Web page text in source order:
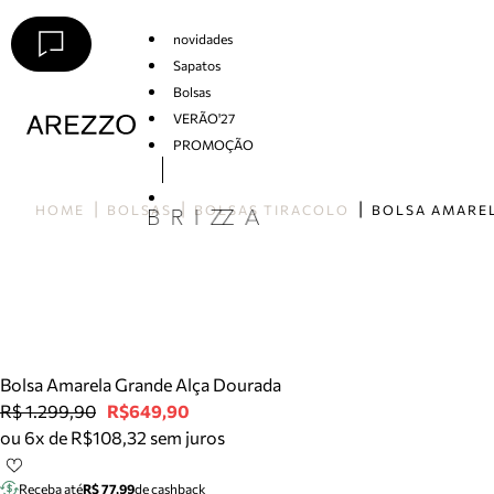
novidades
Sapatos
Bolsas
VERÃO'27
PROMOÇÃO
HOME BOLSAS BOLSAS TIRACOLO
Bolsa Amarela Grande Alça Dourada
R$ 1.299,90 R$649,90
ou 6x de R$108,32 sem juros
Receba atéR$ 77,99de cashback